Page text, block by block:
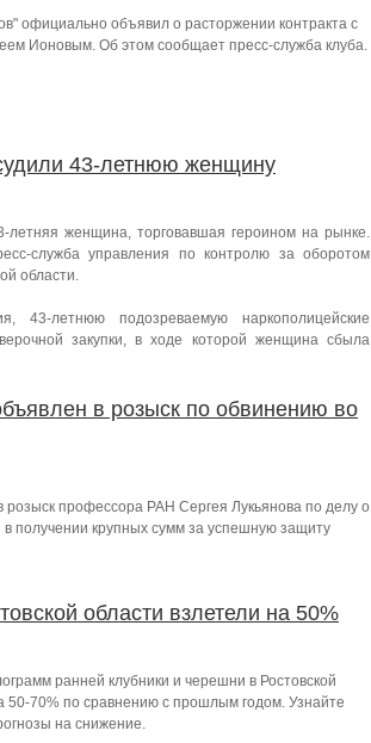
официально объявил о расторжении контракта с
Ионовым. Об этом сообщает пресс-служба клуба.
43-летнюю женщину
летняя женщина, торговавшая героином на рынке.
служба управления по контролю за оборотом
области.
43-летнюю подозреваемую наркополицейские
закупки, в ходе которой женщина сбыла
в розыск по обвинению во
профессора РАН Сергея Лукьянова по делу о
в получении крупных сумм за успешную защиту
области взлетели на 50%
ранней клубники и черешни в Ростовской
50-70% по сравнению с прошлым годом. Узнайте
на снижение.